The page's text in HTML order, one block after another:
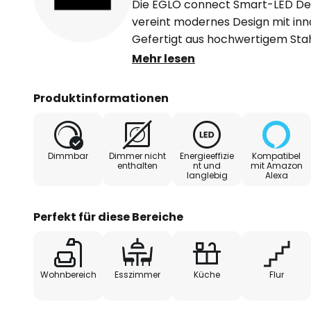
Die EGLO connect Smart-LED
vereint modernes Design mit
Gefertigt aus hochwertigem
eckige Leuchte eine stilvolle
integrierte LED-Lichtquelle sorgt
Helligkeit. Mit der CCT-Funktion
Lichtfarbe von warmweiß bis
variiert werden, um die
separat erhältlichen
Leuchte in bestehende Smart
Google Home) integriert
diesem Fall teilweise ein Zigbee
Mehr lesen
Produktinformationen
Dimmbar
Dimmer nicht
enthalten
Energieeffizie
nt und
langlebig
Kompatibel
mit Amazon
Alexa
Perfekt für diese Bereiche
Wohnbereich Esszimmer Küche Flur